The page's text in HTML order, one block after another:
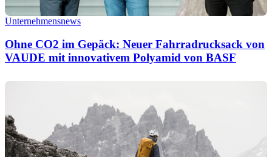
Unternehmensnews
Ohne CO2 im Gepäck: Neuer Fahrradrucksack von
VAUDE mit innovativem Polyamid von BASF